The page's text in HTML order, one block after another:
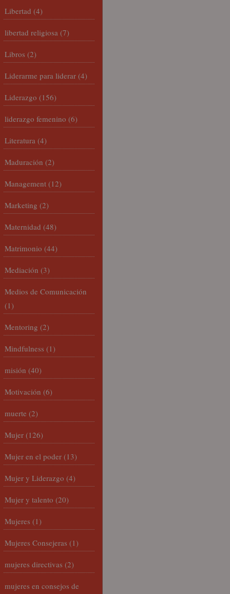
Libertad (4)
libertad religiosa (7)
Libros (2)
Liderarme para liderar (4)
Liderazgo (156)
liderazgo femenino (6)
Literatura (4)
Maduración (2)
Management (12)
Marketing (2)
Maternidad (48)
Matrimonio (44)
Mediación (3)
Medios de Comunicación
(1)
Mentoring (2)
Mindfulness (1)
misión (40)
Motivación (6)
muerte (2)
Mujer (126)
Mujer en el poder (13)
Mujer y Liderazgo (4)
Mujer y talento (20)
Mujeres (1)
Mujeres Consejeras (1)
mujeres directivas (2)
mujeres en consejos de